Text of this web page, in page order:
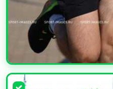
УВЕЛИЧИТЬ